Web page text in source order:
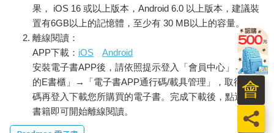
果， iOS 16 或以上版本，Android 6.0 以上版本，建議裝
置有6GB以上的記憶體，至少有 30 MB以上的容量。
離線閱讀：
APP下載： iOS
Android
安裝電子書APP後，請依照提示登入「會員中心」→「我
的E書櫃」→「電子書APP通行碼/載具管理」，取得通行
碼再登入下載您所購買的電子書。完成下載後，點選任一
書籍即可開始離線閱讀。
員
會